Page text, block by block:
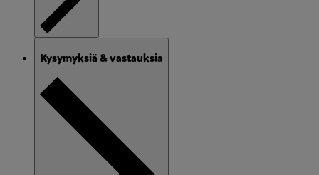
Kysymyksiä & vastauksia